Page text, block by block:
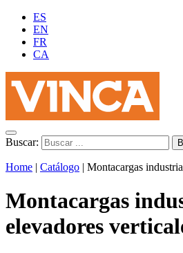
ES
EN
FR
CA
Buscar:
Home | Catálogo | Montacargas
Montacargas
elevadores